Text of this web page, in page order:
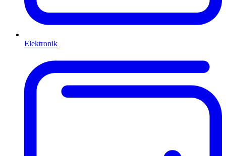
Elektronik